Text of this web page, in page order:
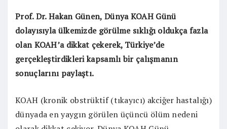
Prof. Dr. Hakan Günen, Dünya KOAH Günü
dolayısıyla ülkemizde görülme sıklığı oldukça fazla
olan KOAH’a dikkat çekerek, Türkiye’de
gerçekleştirdikleri kapsamlı bir çalışmanın
sonuçlarını paylaştı.
KOAH (kronik obstrüktif (tıkayıcı) akciğer hastalığı)
dünyada en yaygın görülen üçüncü ölüm nedeni